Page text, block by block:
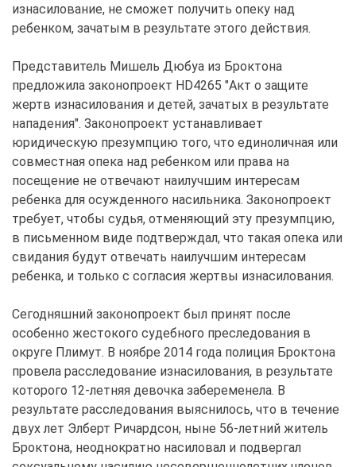
изнасилование, не сможет получить опеку над
ребенком, зачатым в результате этого действия.
Представитель Мишель Дюбуа из Броктона
предложила законопроект HD4265 "Акт о защите
жертв изнасилования и детей, зачатых в результате
нападения". Законопроект устанавливает
юридическую презумпцию того, что единоличная или
совместная опека над ребенком или права на
посещение не отвечают наилучшим интересам
ребенка для осужденного насильника. Законопроект
требует, чтобы судья, отменяющий эту презумпцию,
в письменном виде подтверждал, что такая опека или
свидания будут отвечать наилучшим интересам
ребенка, и только с согласия жертвы изнасилования.
Сегодняшний законопроект был принят после
особенно жестокого судебного преследования в
округе Плимут. В ноябре 2014 года полиция Броктона
провела расследование изнасилования, в результате
которого 12-летняя девочка забеременела. В
результате расследования выяснилось, что в течение
двух лет Элберт Ричардсон, ныне 56-летний житель
Броктона, неоднократно насиловал и подвергал